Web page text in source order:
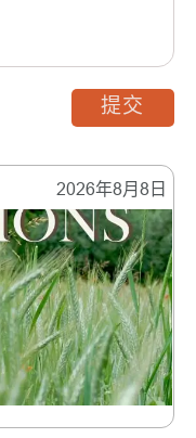
2026年8月8日
提交